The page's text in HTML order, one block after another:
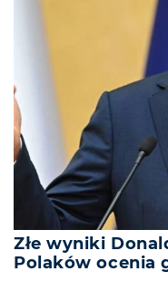
Złe wyniki
Polaków ocenia